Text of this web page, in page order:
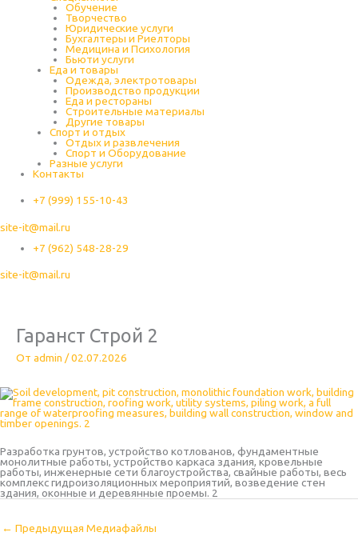
Обучение
Творчество
Юридические услуги
Бухгалтеры и Риелторы
Медицина и Психология
Бьюти услуги
Еда и товары
Одежда, электротовары
Производство продукции
Еда и рестораны
Строительные материалы
Другие товары
Спорт и отдых
Отдых и развлечения
Спорт и Оборудование
Разные услуги
Контакты
+7 (999) 155-10-43
site-it@mail.ru
+7 (962) 548-28-29
site-it@mail.ru
Гаранст Строй 2
От admin /02.07.2026
Разработка грунтов, устройство котлованов, фундаментные
монолитные работы, устройство каркаса здания, кровельные
работы, инженерные сети благоустройства, свайные работы, весь
комплекс гидроизоляционных мероприятий, возведение стен
здания, оконные и деревянные проемы. 2
← Предыдущая Медиафайлы